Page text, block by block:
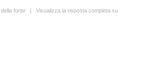
fonte | Visualizza la risposta completa su